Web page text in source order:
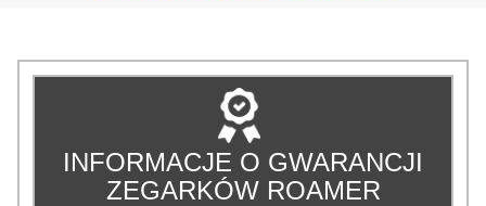
INFORMACJE O GWARANCJI
ZEGARKÓW ROAMER